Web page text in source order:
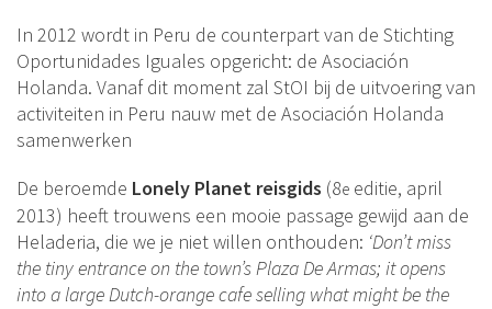
In 2012 wordt in Peru de counterpart van de Stichting
Oportunidades Iguales opgericht: de Asociación
Holanda. Vanaf dit moment zal StOI bij de uitvoering van
activiteiten in Peru nauw met de Asociación Holanda
samenwerken
De beroemde Lonely Planet reisgids (8e editie, april
2013) heeft trouwens een mooie passage gewijd aan de
Heladeria, die we je niet willen onthouden: ‘Don’t miss
the tiny entrance on the town’s Plaza De Armas; it opens
into a large Dutch-orange cafe selling what might be the